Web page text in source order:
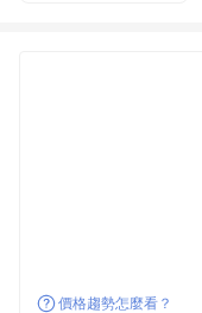
價格趨勢怎麼看？